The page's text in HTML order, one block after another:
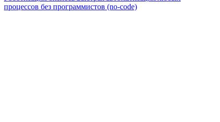
процессов без программистов (no-code)